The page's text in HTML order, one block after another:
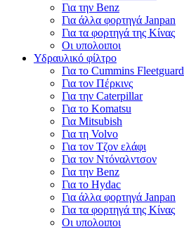
Για την Benz
Για άλλα φορτηγά Janpan
Για τα φορτηγά της Κίνας
Οι υπολοιποι
Υδραυλικό φίλτρο
Για το Cummins Fleetguard
Για τον Πέρκινς
Για την Caterpillar
Για το Komatsu
Για Mitsubish
Για τη Volvo
Για τον Τζον ελάφι
Για τον Ντόναλντσον
Για την Benz
Για το Hydac
Για άλλα φορτηγά Janpan
Για τα φορτηγά της Κίνας
Οι υπολοιποι